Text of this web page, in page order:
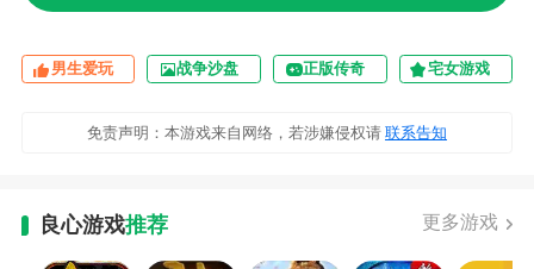
男生爱玩 战争沙盘 正版传奇 宅女游戏
免责声明：本游戏来自网络，若涉嫌侵权请 联系告知
良心游戏推荐 更多游戏